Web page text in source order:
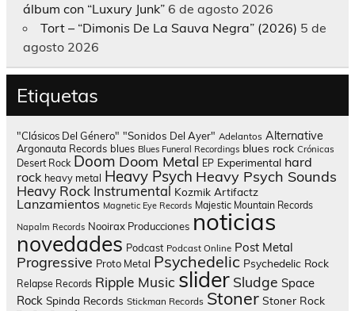
álbum con “Luxury Junk” 6 de agosto 2026
Tort – “Dimonis De La Sauva Negra” (2026) 5 de
agosto 2026
Etiquetas
"Clásicos Del Género" "Sonidos Del Ayer" Adelantos Alternative
Argonauta Records blues Blues Funeral Recordings blues rock Crónicas
Desert Rock Doom Doom Metal EP Experimental hard
rock heavy metal Heavy Psych Heavy Psych Sounds
Heavy Rock Instrumental Kozmik Artifactz
Lanzamientos Magnetic Eye Records Majestic Mountain Records
Napalm Records Nooirax Producciones noticias
novedades Podcast Podcast Online Post Metal
Progressive Proto Metal Psychedelic Psychedelic Rock
Relapse Records Ripple Music slider Sludge Space
Rock Spinda Records Stickman Records Stoner Stoner Rock